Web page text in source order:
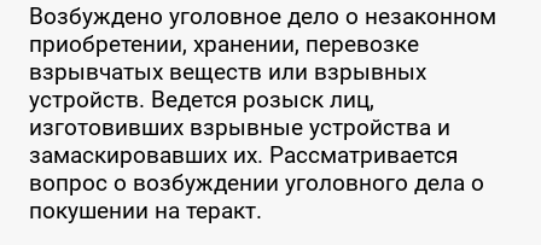
Возбуждено уголовное дело о незаконном
приобретении, хранении, перевозке
взрывчатых веществ или взрывных
устройств. Ведется розыск лиц,
изготовивших взрывные устройства и
замаскировавших их. Рассматривается
вопрос о возбуждении уголовного дела о
покушении на теракт.